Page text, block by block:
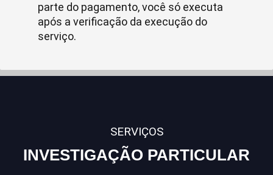
parte do pagamento, você só executa
após a verificação da execução do
serviço.
SERVIÇOS
INVESTIGAÇÃO PARTICULAR